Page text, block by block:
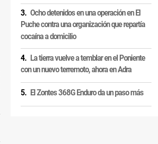
Ocho detenidos en una operación en El
Puche contra una organización que repartía
cocaína a domicilio
La tierra vuelve a temblar en el Poniente
con un nuevo terremoto, ahora en Adra
El Zontes 368G Enduro da un paso más